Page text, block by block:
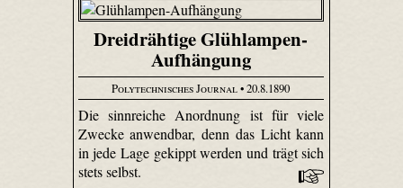
Dreidrähtige Glühlampen-
Aufhängung
Polytechnisches Journal• 20.8.1890
Die sinnreiche Anordnung ist für viele
Zwecke anwendbar, denn das Licht kann
in jede Lage gekippt werden und trägt sich
stets selbst.